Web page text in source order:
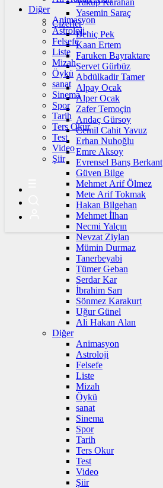
Diğer
Animasyon
Astroloji
Felsefe
Liste
Mizah
Öykü
sanat
Sinema
Spor
Tarih
Ters Okur
Test
Video
Şiir
Yakup Karahan
Yasemin Saraç
Çizerler
Behiç Pek
Kaan Ertem
Faruken Bayraktare
Servet Gürbüz
Abdülkadir Tamer
Alpay Ocak
Alper Ocak
Zafer Temoçin
Andaç Gürsoy
Cemil Cahit Yavuz
Erhan Nuhoğlu
Emre Aksoy
Evrensel Barış Berkant
Güven Bilge
Mehmet Arif Ölmez
Mete Arif Tokmak
Hakan Bilgehan
Mehmet İlhan
Necmi Yalçın
Nevzat Ziylan
Mümin Durmaz
Tanerbeyabi
Tümer Geban
Serdar Kar
İbrahim Sarı
Sönmez Karakurt
Uğur Günel
Ali Hakan Alan
Diğer
Animasyon
Astroloji
Felsefe
Liste
Mizah
Öykü
sanat
Sinema
Spor
Tarih
Ters Okur
Test
Video
Şiir